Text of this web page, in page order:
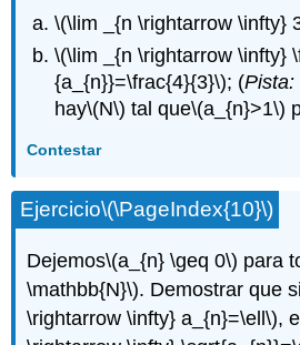
\(\lim _{n \rightarrow \infty}
\(\lim _{n \rightarrow \infty}
{a_{n}}=\frac{4}{3}\); (Pista:
hay\(N\) tal que\(a_{n}>1\)
Contestar
Ejercicio\(\PageIndex{10}\)
Dejemos\(a_{n} \geq 0\) para
\mathbb{N}\). Demostrar que
\rightarrow \infty} a_{n}=\ell\),